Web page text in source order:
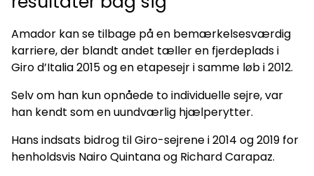
Amador kan se tilbage på en bemærkelsesværdig
karriere, der blandt andet tæller en fjerdeplads i
Giro d’Italia 2015 og en etapesejr i samme løb i 2012.
Selv om han kun opnåede to individuelle sejre, var
han kendt som en uundværlig hjælperytter.
Hans indsats bidrog til Giro-sejrene i 2014 og 2019 for
henholdsvis Nairo Quintana og Richard Carapaz.